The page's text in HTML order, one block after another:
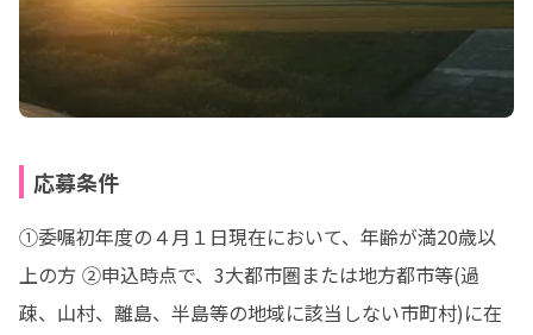
応募条件
①委嘱初年度の４月１日現在において、年齢が満20歳以
上の方 ②申込時点で、3大都市圏または地方都市等(過
疎、山村、離島、半島等の地域に該当しない市町村)に在